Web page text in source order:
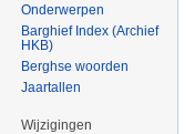
Onderwerpen
Barghief Index (Archief
HKB)
Berghse woorden
Jaartallen
Wijzigingen